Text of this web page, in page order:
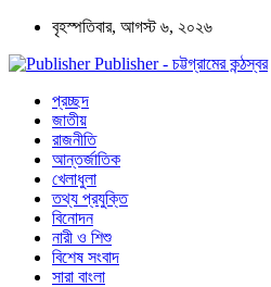
বৃহস্পতিবার, আগস্ট ৬, ২০২৬
Publisher - চট্টগ্রামের কন্ঠস্বর
প্রচ্ছদ
জাতীয়
রাজনীতি
আন্তর্জাতিক
খেলাধুলা
তথ্য প্রযুক্তি
বিনোদন
নারী ও শিশু
বিশেষ সংবাদ
সারা বাংলা